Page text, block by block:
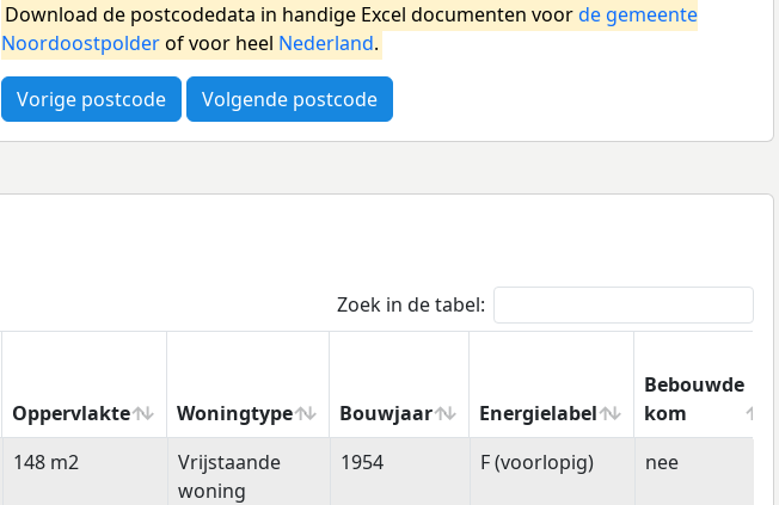
Download de postcodedata in handige Excel documenten voorde gemeente
Noordoostpolderof voor heel Nederland.
Vorige postcode Volgende postcode
Zoek in de tabel:
Oppervlakte Woningtype Bouwjaar Energielabel
Bebouwde
kom
Oppervlakte Woningtype Bouwjaar Energielabel
Bebouwde
148 m2
Vrijstaande
woning
1954 F (voorlopig) nee